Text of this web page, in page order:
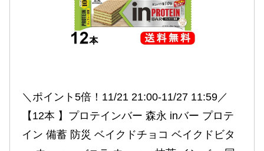
＼ポイント5倍！11/21 21:00-11/27 11:59／
【12本 】プロテインバー 森永 inバー プロテ
イン 備蓄 防災 ベイクドチョコ ベイクドビタ